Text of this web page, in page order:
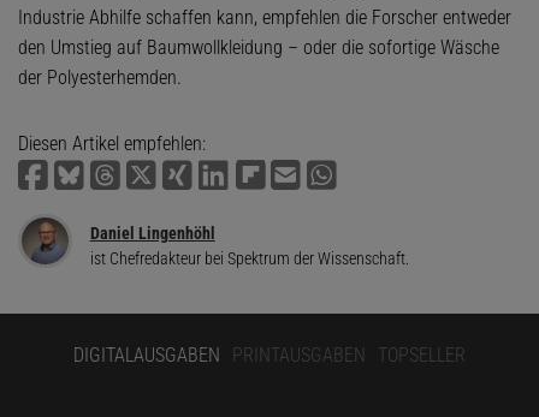
Industrie Abhilfe schaffen kann, empfehlen die Forscher entweder
den Umstieg auf Baumwollkleidung – oder die sofortige Wäsche
der Polyesterhemden.
Diesen Artikel empfehlen:
Daniel Lingenhöhl
ist Chefredakteur bei Spektrum der Wissenschaft.
DIGITALAUSGABEN PRINTAUSGABEN TOPSELLER